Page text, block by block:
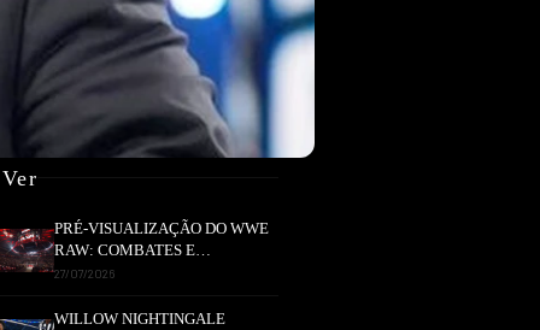
PRÉ-VISUALIZAÇÃO DO WWE
RAW: COMBATES E
SEGMENTOS A NÃO PERDER
27/07/2026
WILLOW NIGHTINGALE